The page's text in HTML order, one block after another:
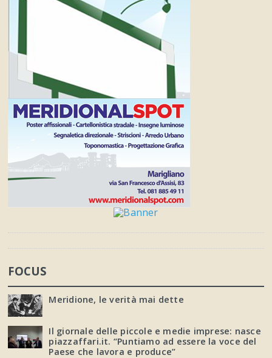
FOCUS
Meridione, le verità mai dette
Il giornale delle piccole e medie imprese: nasce
piazzaffari.it. “Puntiamo ad essere la voce del
Paese che lavora e produce”